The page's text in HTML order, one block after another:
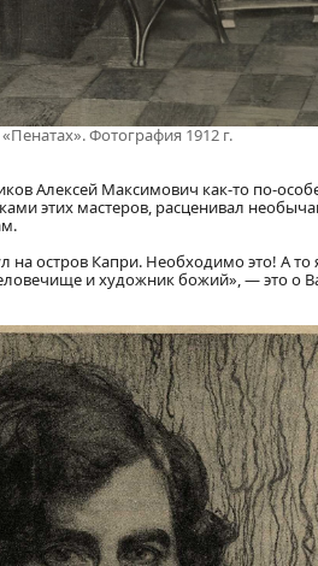
Фотография 1912 г.
Алексей Максимович как-то по-
этих мастеров, расценивал
на остров Капри. Необходимо это! А
и художник божий», — это о